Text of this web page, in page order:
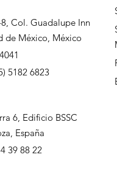
Col. Guadalupe Inn
de México, México
5182 6823
6, Edificio BSSC
España
39 88 22